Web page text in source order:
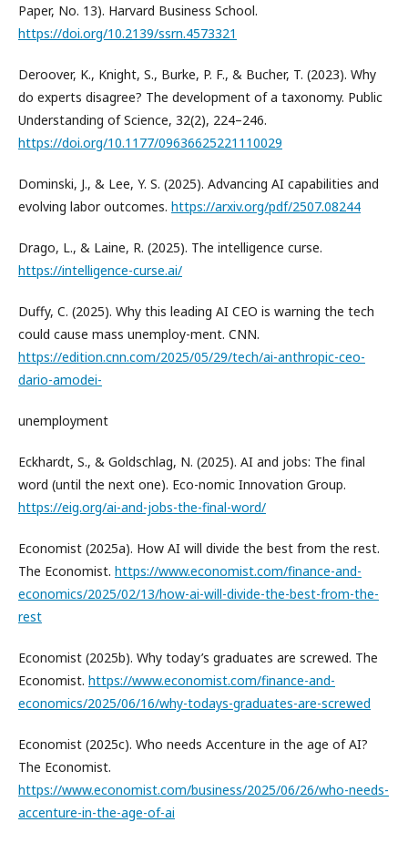
Paper, No. 13). Harvard Business School.
https://doi.org/10.2139/ssrn.4573321
Deroover, K., Knight, S., Burke, P. F., & Bucher, T. (2023). Why
do experts disagree? The development of a taxonomy. Public
Understanding of Science, 32(2), 224–246.
https://doi.org/10.1177/09636625221110029
Dominski, J., & Lee, Y. S. (2025). Advancing AI capabilities and
evolving labor outcomes. https://arxiv.org/pdf/2507.08244
Drago, L., & Laine, R. (2025). The intelligence curse.
https://intelligence-curse.ai/
Duffy, C. (2025). Why this leading AI CEO is warning the tech
could cause mass unemploy-ment. CNN.
https://edition.cnn.com/2025/05/29/tech/ai-anthropic-ceo-
dario-amodei-
unemployment
Eckhardt, S., & Goldschlag, N. (2025). AI and jobs: The final
word (until the next one). Eco-nomic Innovation Group.
https://eig.org/ai-and-jobs-the-final-word/
Economist (2025a). How AI will divide the best from the rest.
The Economist. https://www.economist.com/finance-and-
economics/2025/02/13/how-ai-will-divide-the-best-from-the-
rest
Economist (2025b). Why today’s graduates are screwed. The
Economist. https://www.economist.com/finance-and-
economics/2025/06/16/why-todays-graduates-are-screwed
Economist (2025c). Who needs Accenture in the age of AI?
The Economist.
https://www.economist.com/business/2025/06/26/who-needs-
accenture-in-the-age-of-ai